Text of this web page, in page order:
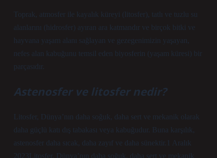
Toprak, atmosfer ile kayalık küreyi (litosfer), tatlı ve tuzlu su
alanlarını (hidrosfer) ayıran ara katmandır ve birçok bitki ve
hayvana yaşam alanı sağlayan ve gezegenimizin yaşayan,
nefes alan kabuğunu temsil eden biyosferin (yaşam küresi) bir
parçasıdır.
Astenosfer ve litosfer nedir?
Litosfer, Dünya’nın daha soğuk, daha sert ve mekanik olarak
daha güçlü katı dış tabakası veya kabuğudur. Buna karşılık,
astenosfer daha sıcak, daha zayıf ve daha sünektir.1 Aralık
2023Litosfer, Dünya’nın daha soğuk, daha sert ve mekanik